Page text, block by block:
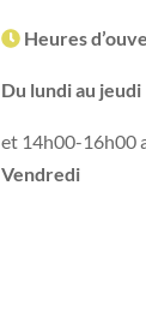
Heures
Du lundi au jeudi
et 14h00-16h00
Vendredi